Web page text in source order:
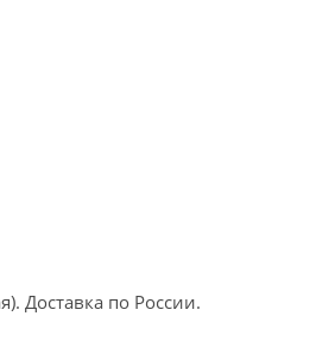
Доставка по России.